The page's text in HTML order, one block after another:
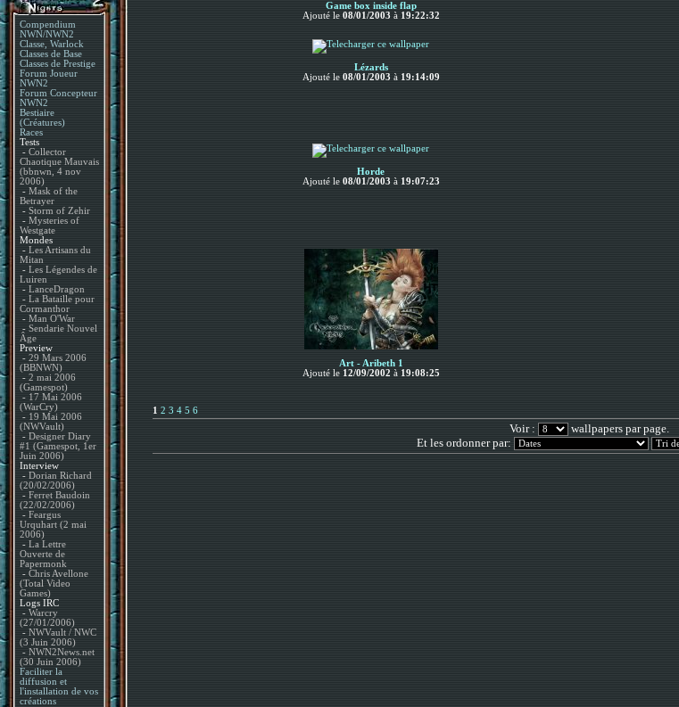
Compendium
NWN/NWN2
Classe, Warlock
Classes de Base
Classes de Prestige
Forum Joueur
NWN2
Forum Concepteur
NWN2
Bestiaire
(Créatures)
Races
Tests
- Collector
Chaotique Mauvais
(bbnwn, 4 nov
2006)
- Mask of the
Betrayer
- Storm of Zehir
- Mysteries of
Westgate
Mondes
- Les Artisans du
Mitan
- Les Légendes de
Luiren
- LanceDragon
- La Bataille pour
Cormanthor
- Man O'War
- Sendarie Nouvel
Âge
Preview
- 29 Mars 2006
(BBNWN)
- 2 mai 2006
(Gamespot)
- 17 Mai 2006
(WarCry)
- 19 Mai 2006
(NWVault)
- Designer Diary
#1 (Gamespot, 1er
Juin 2006)
Interview
- Dorian Richard
(20/02/2006)
- Ferret Baudoin
(22/02/2006)
- Feargus
Urquhart (2 mai
2006)
- La Lettre
Ouverte de
Papermonk
- Chris Avellone
(Total Video
Games)
Logs IRC
- Warcry
(27/01/2006)
- NWVault / NWC
(3 Juin 2006)
- NWN2News.net
(30 Juin 2006)
Faciliter la
diffusion et
l'installation de vos
créations
Game box inside flap
Ajouté le 08/01/2003à 19:22:32
Lézards
Ajouté le 08/01/2003 à 19:14:09
Horde
Ajouté le 08/01/2003à 19:07:23
Art - Aribeth 1
Ajouté le 12/09/2002 à 19:08:25
1 2 3 4 5 6
Voir :
wallpapers par page.
Et les ordonner par: